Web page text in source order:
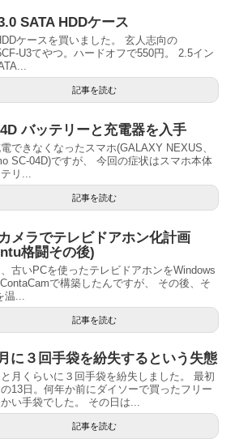
SATA HDDケース
ケースを買いました。 玄人志向の
U3てやつ。ハードオフで550円。 2.5イン
記事を読む
バッテリーと充電器を入手
できなくなったスマホ(GALAXY NEXUS、
SC-04D)ですが、 今回の症状はスマホ本体
リ...
記事を読む
メラでテレビドアホン化計画
格闘その後)
古いPCを使ったテレビドアホンをWindows
で構築したんですが、 その後、そ
温...
記事を読む
に３回手袋を紛失するという失態
月くらいに３回手袋を紛失しました。 最初
13日。何年か前にダイソーで買ったフリー
い手袋でした。 その日は...
記事を読む